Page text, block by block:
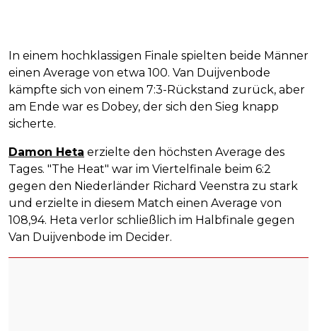
In einem hochklassigen Finale spielten beide Männer
einen Average von etwa 100. Van Duijvenbode
kämpfte sich von einem 7:3-Rückstand zurück, aber
am Ende war es Dobey, der sich den Sieg knapp
sicherte.
Damon Heta erzielte den höchsten Average des
Tages. "The Heat" war im Viertelfinale beim 6:2
gegen den Niederländer Richard Veenstra zu stark
und erzielte in diesem Match einen Average von
108,94. Heta verlor schließlich im Halbfinale gegen
Van Duijvenbode im Decider.